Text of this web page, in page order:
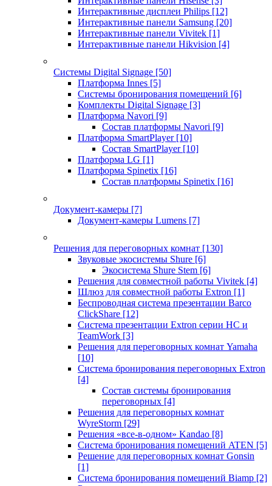
Интерактивные дисплеи Philips [12]
Интерактивные панели Samsung [20]
Интерактивные панели Vivitek [1]
Интерактивные панели Hikvision [4]
Системы Digital Signage [50]
Платформа Innes [5]
Системы бронирования помещений [6]
Комплекты Digital Signage [3]
Платформа Navori [9]
Состав платформы Navori [9]
Платформа SmartPlayer [10]
Состав SmartPlayer [10]
Платформа LG [1]
Платформа Spinetix [16]
Состав платформы Spinetix [16]
Документ-камеры [7]
Документ-камеры Lumens [7]
Решения для переговорных комнат [130]
Звуковые экосистемы Shure [6]
Экосистема Shure Stem [6]
Решения для совместной работы Vivitek [4]
Шлюз для совместной работы Extron [1]
Беспроводная система презентации Barco
ClickShare [12]
Система презентации Extron серии HC и
TeamWork [3]
Решения для переговорных комнат Yamaha
[10]
Система бронирования переговорных Extron
[4]
Состав системы бронирования
переговорных [4]
Решения для переговорных комнат
WyreStorm [29]
Решения «все-в-одном» Kandao [8]
Система бронирования помещений ATEN [5]
Решение для переговорных комнат Gonsin
[1]
Система бронирования помещений Biamp [2]